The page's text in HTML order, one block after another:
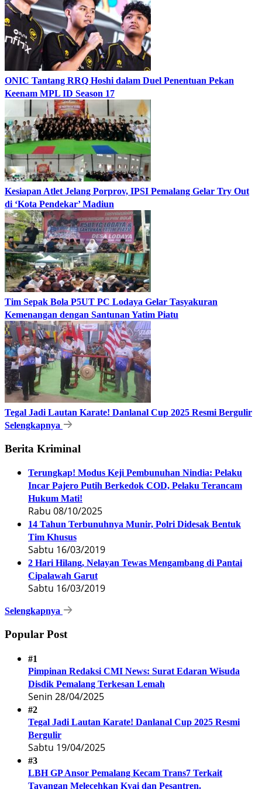
ONIC Tantang RRQ Hoshi dalam Duel Penentuan Pekan
Keenam MPL ID Season 17
Kesiapan Atlet Jelang Porprov, IPSI Pemalang Gelar Try Out
di ‘Kota Pendekar’ Madiun
Tim Sepak Bola P5UT PC Lodaya Gelar Tasyakuran
Kemenangan dengan Santunan Yatim Piatu
Tegal Jadi Lautan Karate! Danlanal Cup 2025 Resmi Bergulir
Selengkapnya
Berita Kriminal
Terungkap! Modus Keji Pembunuhan Nindia: Pelaku
Incar Pajero Putih Berkedok COD, Pelaku Terancam
Hukum Mati!
Rabu 08/10/2025
14 Tahun Terbunuhnya Munir, Polri Didesak Bentuk
Tim Khusus
Sabtu 16/03/2019
2 Hari Hilang, Nelayan Tewas Mengambang di Pantai
Cipalawah Garut
Sabtu 16/03/2019
Selengkapnya
Popular Post
#1
Pimpinan Redaksi CMI News: Surat Edaran Wisuda
Disdik Pemalang Terkesan Lemah
Senin 28/04/2025
#2
Tegal Jadi Lautan Karate! Danlanal Cup 2025 Resmi
Bergulir
Sabtu 19/04/2025
#3
LBH GP Ansor Pemalang Kecam Trans7 Terkait
Tayangan Melecehkan Kyai dan Pesantren.